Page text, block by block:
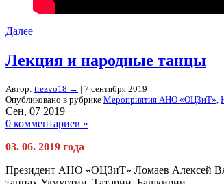
Далее
Лекция и народные танцы
Автор: trezvo18 → | 7 сентября 2019
Опубликовано в рубрике Мероприятия АНО «ОЦЗиТ»
Сен, 07 2019
0 комментариев »
03. 06. 2019 года
Президент АНО «ОЦЗиТ» Ломаев Алексей